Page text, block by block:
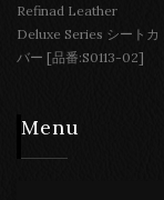
Refinad Leather
Deluxe Series シートカ
バー [品番:S0113-02]
Menu